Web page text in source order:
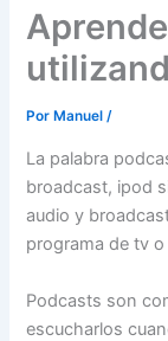
Por Manuel/
La palabra
broadcast, ipod
audio y
programa de tv o
Podcasts son
escucharlos